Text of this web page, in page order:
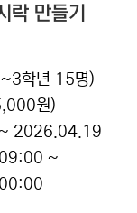
락 만들기
학년 15명)
원)
2026.04.19
~